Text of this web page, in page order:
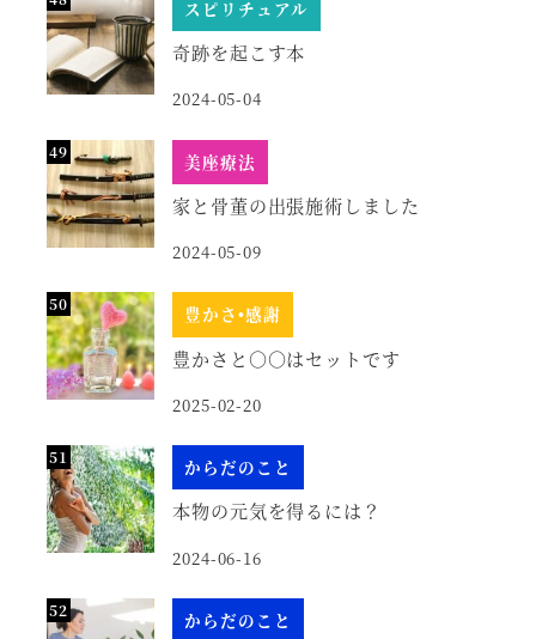
スピリチュアル
奇跡を起こす本
2024-05-04
美座療法
家と骨董の出張施術しました
2024-05-09
豊かさ•感謝
豊かさと○○はセットです
2025-02-20
からだのこと
本物の元気を得るには？
2024-06-16
からだのこと